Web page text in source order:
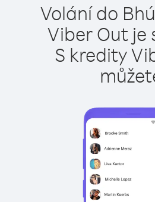
Volání do
Viber Out je
S kredity